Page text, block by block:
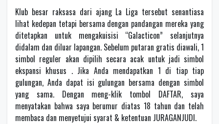
Klub besar raksasa dari ajang La Liga tersebut senantiasa
lihat kedepan tetapi bersama dengan pandangan mereka yang
ditetapkan untuk mengakuisisi “Galacticon” selanjutnya
didalam dan diluar lapangan. Sebelum putaran gratis diawali, 1
simbol reguler akan dipilih secara acak untuk jadi simbol
ekspansi khusus . Jika Anda mendapatkan 1 di tiap tiap
gulungan, Anda dapat isi gulungan bersama dengan simbol
yang sama. Dengan meng-klik tombol DAFTAR, saya
menyatakan bahwa saya berumur diatas 18 tahun dan telah
membaca dan menyetujui syarat & ketentuan JURAGANJUDI.